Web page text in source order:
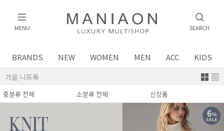
MENU SEARCH
BRANDS NEW WOMEN MEN ACC KIDS
가을 니트룩